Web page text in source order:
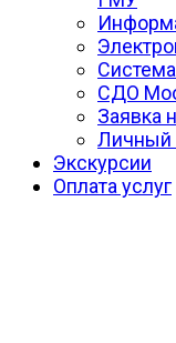
СДО
Заявка
Личный
Экскурсии
Оплата услуг